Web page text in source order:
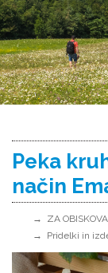
Peka
način
ZA
Pridelki in